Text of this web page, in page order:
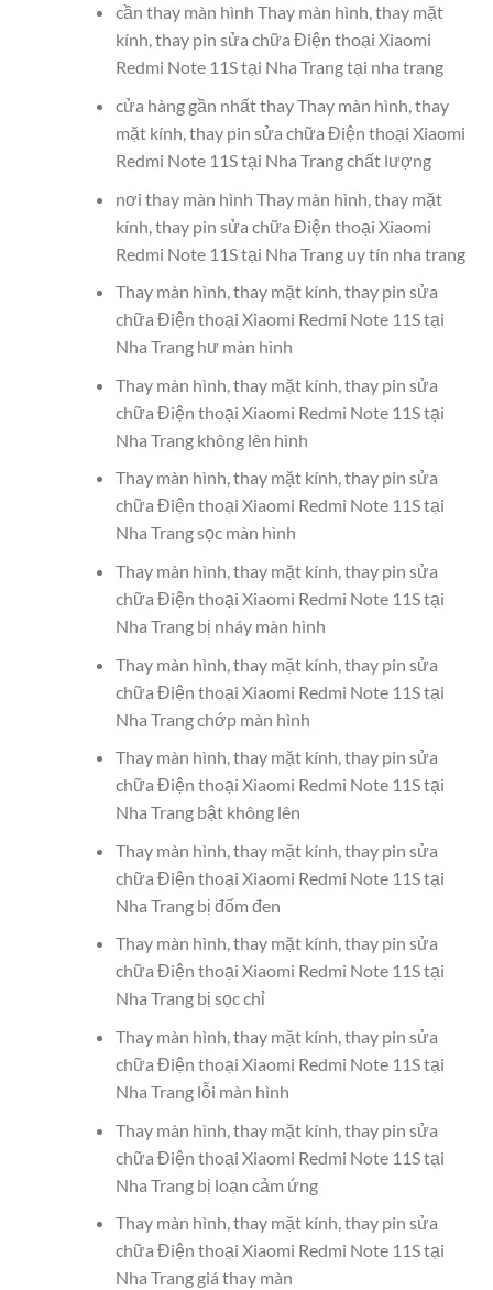
cần thay màn hình Thay màn hình, thay mặt
kính, thay pin sửa chữa Điện thoại Xiaomi
Redmi Note 11S tại Nha Trang tại nha trang
cửa hàng gần nhất thay Thay màn hình, thay
mặt kính, thay pin sửa chữa Điện thoại Xiaomi
Redmi Note 11S tại Nha Trang chất lượng
nơi thay màn hình Thay màn hình, thay mặt
kính, thay pin sửa chữa Điện thoại Xiaomi
Redmi Note 11S tại Nha Trang uy tín nha trang
Thay màn hình, thay mặt kính, thay pin sửa
chữa Điện thoại Xiaomi Redmi Note 11S tại
Nha Trang hư màn hình
Thay màn hình, thay mặt kính, thay pin sửa
chữa Điện thoại Xiaomi Redmi Note 11S tại
Nha Trang không lên hình
Thay màn hình, thay mặt kính, thay pin sửa
chữa Điện thoại Xiaomi Redmi Note 11S tại
Nha Trang sọc màn hình
Thay màn hình, thay mặt kính, thay pin sửa
chữa Điện thoại Xiaomi Redmi Note 11S tại
Nha Trang bị nháy màn hình
Thay màn hình, thay mặt kính, thay pin sửa
chữa Điện thoại Xiaomi Redmi Note 11S tại
Nha Trang chớp màn hình
Thay màn hình, thay mặt kính, thay pin sửa
chữa Điện thoại Xiaomi Redmi Note 11S tại
Nha Trang bật không lên
Thay màn hình, thay mặt kính, thay pin sửa
chữa Điện thoại Xiaomi Redmi Note 11S tại
Nha Trang bị đốm đen
Thay màn hình, thay mặt kính, thay pin sửa
chữa Điện thoại Xiaomi Redmi Note 11S tại
Nha Trang bị sọc chỉ
Thay màn hình, thay mặt kính, thay pin sửa
chữa Điện thoại Xiaomi Redmi Note 11S tại
Nha Trang lỗi màn hình
Thay màn hình, thay mặt kính, thay pin sửa
chữa Điện thoại Xiaomi Redmi Note 11S tại
Nha Trang bị loạn cảm ứng
Thay màn hình, thay mặt kính, thay pin sửa
chữa Điện thoại Xiaomi Redmi Note 11S tại
Nha Trang giá thay màn